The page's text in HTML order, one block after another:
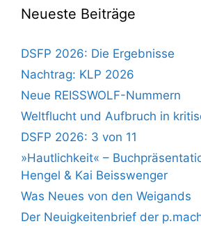
Neueste Beiträge
DSFP 2026: Die Ergebnisse
Nachtrag: KLP 2026
Neue REISSWOLF-Nummern
Weltflucht und Aufbruch in
DSFP 2026: 3 von 11
»Hautlichkeit« –
Hengel & Kai Beisswenger
Was Neues von den Weigands
Der Neuigkeitenbrief der